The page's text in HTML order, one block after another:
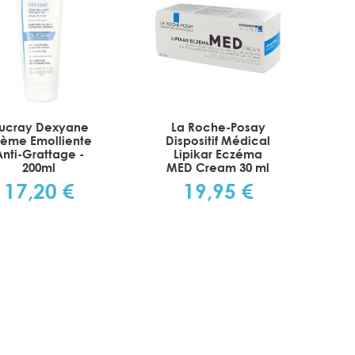
Dexyane
Emolliente
Grattage -
200ml
Prix
17,20 €
La Roche-Posay
Dispositif Médical
Lipikar Eczéma
MED Cream 30 ml
Prix
19,95 €